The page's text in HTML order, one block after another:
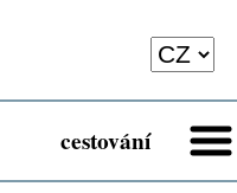
cestování